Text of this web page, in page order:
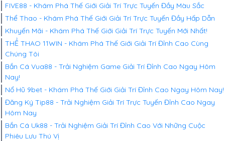
FIVE88 - Khám Phá Thế Giới Giải Trí Trực Tuyến Đầy Màu Sắc
Thể Thao - Khám Phá Thế Giới Giải Trí Trực Tuyến Đầy Hấp Dẫn
Khuyến Mãi - Khám Phá Thế Giới Giải Trí Trực Tuyến Mới Nhất!
THỂ THAO 11WIN - Khám Phá Thế Giới Giải Trí Đỉnh Cao Cùng
Chúng Tôi
Bắn Cá Vua88 - Trải Nghiệm Game Giải Trí Đỉnh Cao Ngay Hôm
Nay!
Nổ Hũ 9bet - Khám Phá Thế Giới Giải Trí Đỉnh Cao Ngay Hôm Nay!
Đăng Ký Tip88 - Trải Nghiệm Giải Trí Trực Tuyến Đỉnh Cao Ngay
Hôm Nay
Bắn Cá Uk88 - Trải Nghiệm Giải Trí Đỉnh Cao Với Những Cuộc
Phiêu Lưu Thú Vị